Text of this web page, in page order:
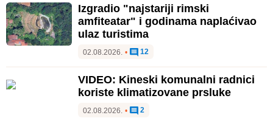
Izgradio "najstariji rimski
amfiteatar" i godinama naplaćivao
ulaz turistima
02.08.2026. • 12
VIDEO: Kineski komunalni radnici
koriste klimatizovane prsluke
02.08.2026. • 2